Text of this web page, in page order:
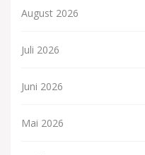
August 2026
Juli 2026
Juni 2026
Mai 2026